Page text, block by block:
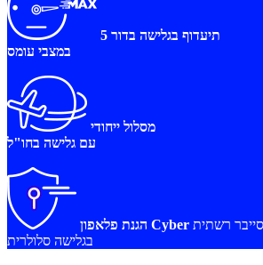
תיעדוף בגלישה בדור 5
במצבי עומס
מסלול ייחודי
עם גלישה בחו"ל
הגנת פלאפון Cyber רשתית
בגלישה סלולרית